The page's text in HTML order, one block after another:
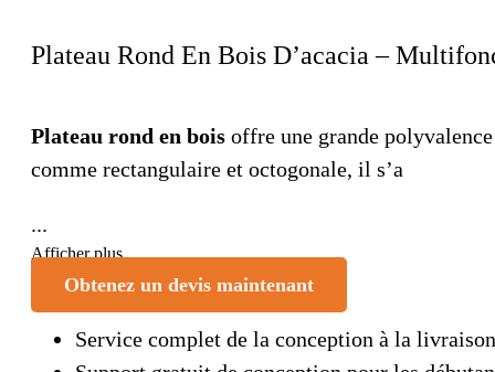
Plateau Rond En Bois D’acacia –
Plateau rond en bois offre une grande
comme rectangulaire et octogonale, il s’a
...
Afficher plus
Obtenez un devis maintenant
Service complet de la conception à la livraison